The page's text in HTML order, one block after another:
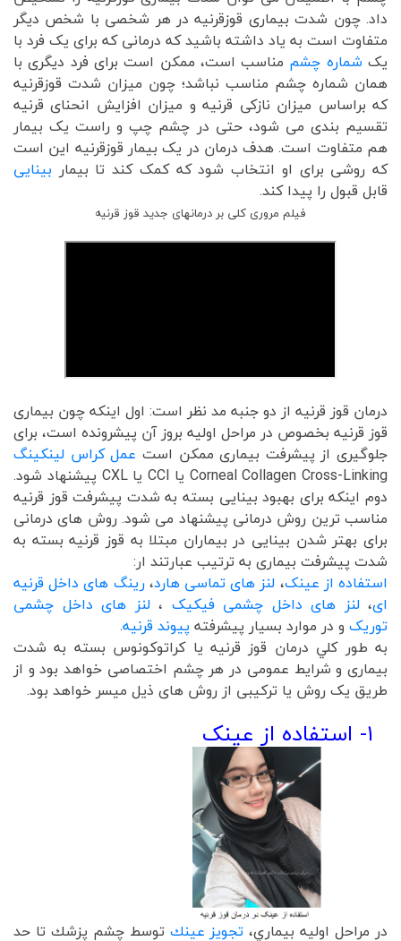
داد. چون شدت بیماری قوزقرنیه در هر شخصی با شخص دیگر
متفاوت است به یاد داشته باشید که درمانی که برای یک فرد با
یکشماره چشم مناسب است، ممکن است برای فرد دیگری با
همان شماره چشم مناسب نباشد؛ چون میزان شدت قوزقرنیه
که براساس میزان نازکی قرنیه و میزان افزایش انحنای قرنیه
تقسیم بندی می شود، حتی در چشم چپ و راست یک بیمار
هم متفاوت است. هدف درمان در یک بیمار قوزقرنیه این است
که روشی برای او انتخاب شود که کمک کند تا بیمار بینایی
قابل قبول را پیدا کند.
فیلم مروری کلی بر درمانهای جدید قوز قرنیه
درمان قوز قرنیه از دو جنبه مد نظر است: اول اینکه چون بیماری
قوز قرنیه بخصوص در مراحل اولیه بروز آن پیشرونده است، برای
جلوگیری از پیشرفت بیماری ممکن است عمل کراس لینکینگ
Corneal Collagen Cross-Linking یا CCl یا CXL پیشنهاد شود.
دوم اینکه برای بهبود بینایی بسته به شدت پیشرفت قوز قرنیه
مناسب ترین روش درمانی پیشنهاد می شود. روش های درمانی
برای بهتر شدن بینایی در بیماران مبتلا به قوز قرنیه بسته به
شدت پیشرفت بیماری به ترتیب عبارتند ار:
استفاده از عینک، لنز های تماسی هارد،رینگ های داخل قرنیه
ای، لنز های داخل چشمی فیکیک ،لنز های داخل چشمی
توریک و در موارد بسیار پیشرفته پیوند قرنیه.
به طور كلي درمان قوز قرنيه یا کراتوکونوس بسته به شدت
بیماری و شرایط عمومی در هر چشم اختصاصی خواهد بود و از
طریق یک روش یا ترکیبی از روش های ذیل میسر خواهد بود.
۱- استفاده از عینک
در مراحل اوليه بيماري،تجويز عينك توسط چشم پزشك تا حد